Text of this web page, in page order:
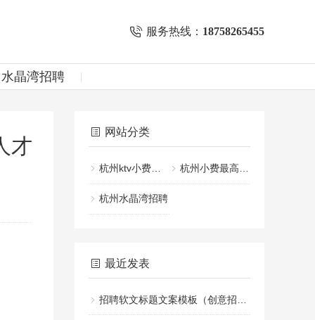
服务热线： 18758265455
晶湾招聘
才
网站分类
杭州ktv小费一般给多少 杭州小费最高的KTV招聘
杭州水晶湾招聘
最近发表
招聘软文标题文案模板（创意招聘文案标题设计指南）